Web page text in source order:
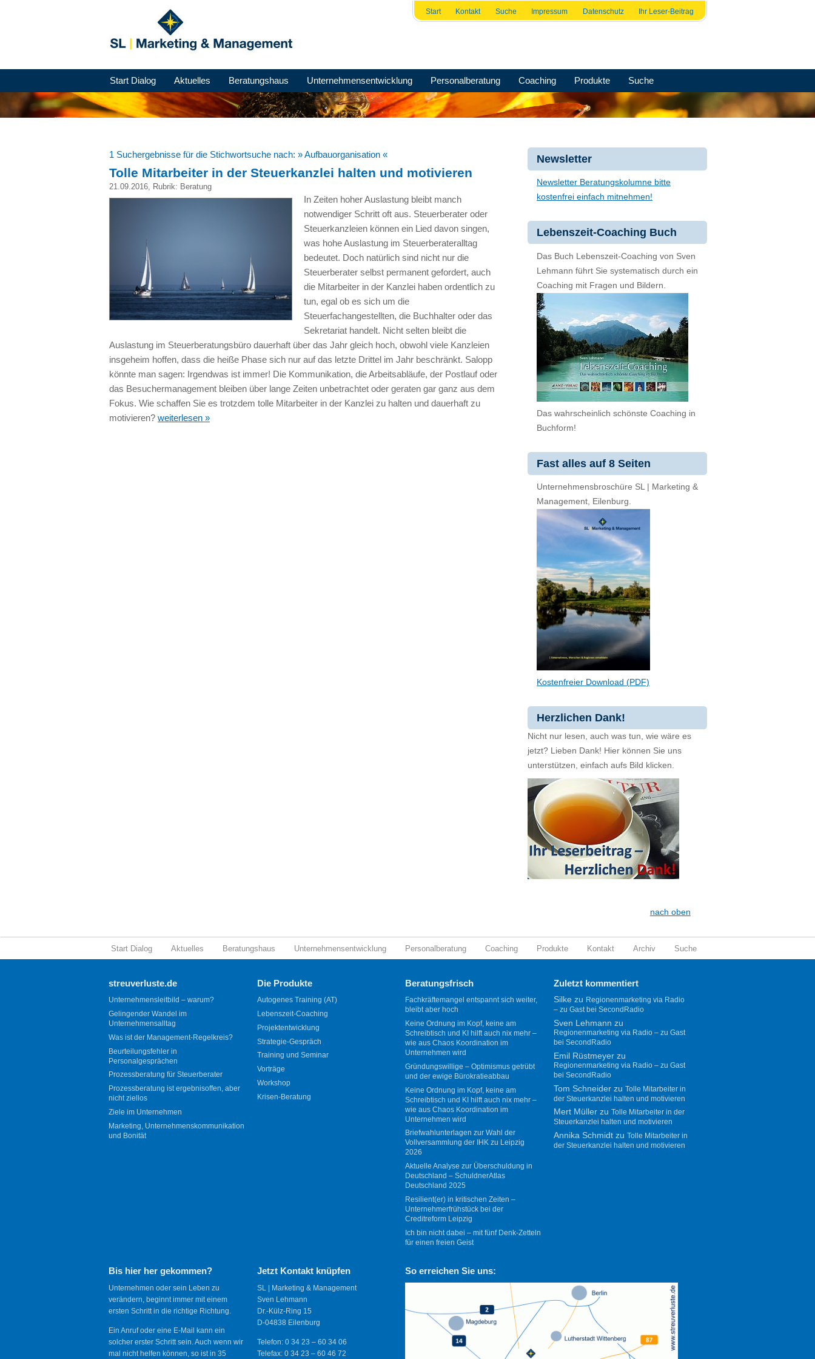
Start Kontakt Suche Impressum Datenschutz Ihr Leser-Beitrag
Start Dialog Aktuelles Beratungshaus Unternehmensentwicklung Personalberatung Coaching Produkte Suche
1 Suchergebnisse für die Stichwortsuche nach: » Aufbauorganisation «
Tolle Mitarbeiter in der Steuerkanzlei halten und motivieren
21.09.2016, Rubrik: Beratung
In Zeiten hoher Auslastung bleibt manch
notwendiger Schritt oft aus. Steuerberater oder
Steuerkanzleien können ein Lied davon singen,
was hohe Auslastung im Steuerberateralltag
bedeutet. Doch natürlich sind nicht nur die
Steuerberater selbst permanent gefordert, auch
die Mitarbeiter in der Kanzlei haben ordentlich zu
tun, egal ob es sich um die
Steuerfachangestellten, die Buchhalter oder das
Sekretariat handelt. Nicht selten bleibt die
Auslastung im Steuerberatungsbüro dauerhaft über das Jahr gleich hoch, obwohl viele Kanzleien
insgeheim hoffen, dass die heiße Phase sich nur auf das letzte Drittel im Jahr beschränkt. Salopp
könnte man sagen: Irgendwas ist immer! Die Kommunikation, die Arbeitsabläufe, der Postlauf oder
das Besuchermanagement bleiben über lange Zeiten unbetrachtet oder geraten gar ganz aus dem
Fokus. Wie schaffen Sie es trotzdem tolle Mitarbeiter in der Kanzlei zu halten und dauerhaft zu
motivieren? weiterlesen »
Newsletter
Newsletter Beratungskolumne bitte
kostenfrei einfach mitnehmen!
Lebenszeit-Coaching Buch
Das Buch Lebenszeit-Coaching von Sven
Lehmann führt Sie systematisch durch ein
Coaching mit Fragen und Bildern.
Das wahrscheinlich schönste Coaching in
Buchform!
Fast alles auf 8 Seiten
Unternehmensbroschüre SL | Marketing &
Management, Eilenburg.
Kostenfreier Download (PDF)
Herzlichen Dank!
Nicht nur lesen, auch was tun, wie wäre es
jetzt? Lieben Dank! Hier können Sie uns
unterstützen, einfach aufs Bild klicken.
nach oben
Start Dialog Aktuelles Beratungshaus Unternehmensentwicklung Personalberatung Coaching Produkte Kontakt Archiv Suche
streuverluste.de
Unternehmensleitbild – warum?
Gelingender Wandel im
Unternehmensalltag
Was ist der Management-Regelkreis?
Beurteilungsfehler in
Personalgesprächen
Prozessberatung für Steuerberater
Prozessberatung ist ergebnisoffen, aber
nicht ziellos
Ziele im Unternehmen
Marketing, Unternehmenskommunikation
und Bonität
Die Produkte
Autogenes Training (AT)
Lebenszeit-Coaching
Projektentwicklung
Strategie-Gespräch
Training und Seminar
Vorträge
Workshop
Krisen-Beratung
Beratungsfrisch
Fachkräftemangel entspannt sich weiter,
bleibt aber hoch
Keine Ordnung im Kopf, keine am
Schreibtisch und KI hilft auch nix mehr –
wie aus Chaos Koordination im
Unternehmen wird
Gründungswillige – Optimismus getrübt
und der ewige Bürokratieabbau
Keine Ordnung im Kopf, keine am
Schreibtisch und KI hilft auch nix mehr –
wie aus Chaos Koordination im
Unternehmen wird
Briefwahlunterlagen zur Wahl der
Vollversammlung der IHK zu Leipzig
2026
Aktuelle Analyse zur Überschuldung in
Deutschland – SchuldnerAtlas
Deutschland 2025
Resilient(er) in kritischen Zeiten –
Unternehmerfrühstück bei der
Creditreform Leipzig
Ich bin nicht dabei – mit fünf Denk-Zetteln
für einen freien Geist
Zuletzt kommentiert
Silkezu Regionenmarketing via Radio
– zu Gast bei SecondRadio
Sven Lehmann zu
Regionenmarketing via Radio – zu Gast
bei SecondRadio
Emil Rüstmeyerzu
Regionenmarketing via Radio – zu Gast
bei SecondRadio
Tom Schneiderzu Tolle Mitarbeiter in
der Steuerkanzlei halten und motivieren
Mert Müllerzu Tolle Mitarbeiter in der
Steuerkanzlei halten und motivieren
Annika Schmidtzu Tolle Mitarbeiter in
der Steuerkanzlei halten und motivieren
Bis hier her gekommen?
Unternehmen oder sein Leben zu
verändern, beginnt immer mit einem
ersten Schritt in die richtige Richtung.
Ein Anruf oder eine E-Mail kann ein
solcher erster Schritt sein. Auch wenn wir
mal nicht helfen können, so ist in 35
Jetzt Kontakt knüpfen
SL | Marketing & Management
Sven Lehmann
Dr.-Külz-Ring 15
D-04838 Eilenburg
Telefon: 0 34 23 – 60 34 06
Telefax: 0 34 23 – 60 46 72
So erreichen Sie uns: